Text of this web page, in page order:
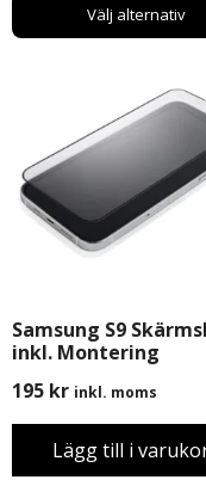
Välj alternativ
Samsung S9
inkl. Montering
195 kr inkl. moms
Lägg till i